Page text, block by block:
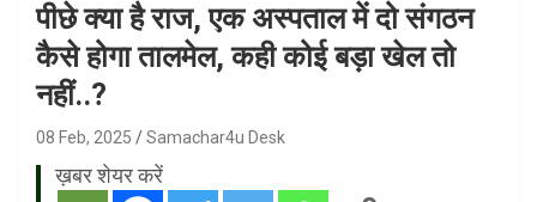
पीछे क्या है राज, एक अस्पताल में दो संगठन
कैसे होगा तालमेल, कही कोई बड़ा खेल तो
नहीं..?
08 Feb, 2025 Samachar4u Desk
ख़बर शेयर करें